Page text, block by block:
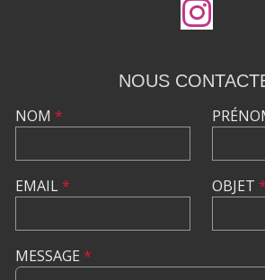
NOUS
NOM *
EMAIL* OBJET *
MESSAGE *